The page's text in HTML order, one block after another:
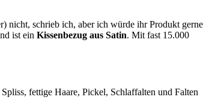
nicht, schrieb ich, aber ich würde ihr Produkt gerne
ist ein Kissenbezug aus Satin. Mit fast 15.000
fettige Haare, Pickel, Schlaffalten und Falten